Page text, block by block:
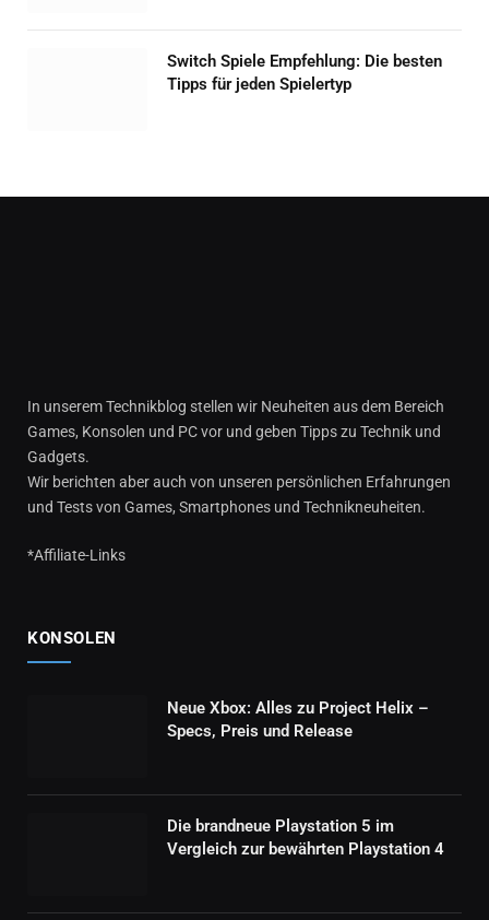
Switch Spiele Empfehlung: Die besten
Tipps für jeden Spielertyp
In unserem Technikblog stellen wir Neuheiten aus dem Bereich
Games, Konsolen und PC vor und geben Tipps zu Technik und
Gadgets.
Wir berichten aber auch von unseren persönlichen Erfahrungen
und Tests von Games, Smartphones und Technikneuheiten.
*Affiliate-Links
KONSOLEN
Neue Xbox: Alles zu Project Helix –
Specs, Preis und Release
Die brandneue Playstation 5 im
Vergleich zur bewährten Playstation 4